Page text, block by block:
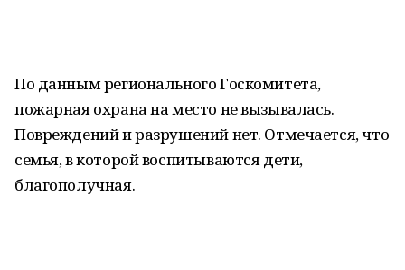
По данным регионального Госкомитета,
пожарная охрана на место не вызывалась.
Повреждений и разрушений нет. Отмечается, что
семья, в которой воспитываются дети,
благополучная.